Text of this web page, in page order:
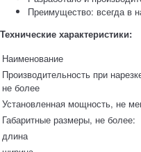
Преимущество: всегда в
Технические характеристики:
Наименование
Производительность при
не более
Установленная мощность, не
Габаритные размеры, не более:
длина